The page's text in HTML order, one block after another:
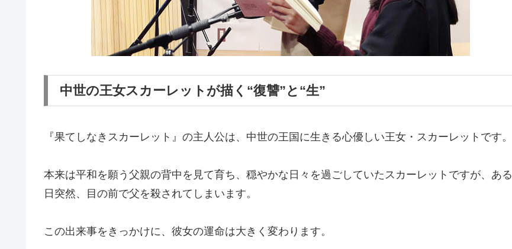
中世の王女スカーレットが描く“復讐”と“生”
『果てしなきスカーレット』の主人公は、中世の王国に生きる心優しい王女・スカーレットです。
本来は平和を願う父親の背中を見て育ち、穏やかな日々を過ごしていたスカーレットですが、ある
日突然、目の前で父を殺されてしまいます。
この出来事をきっかけに、彼女の運命は大きく変わります。